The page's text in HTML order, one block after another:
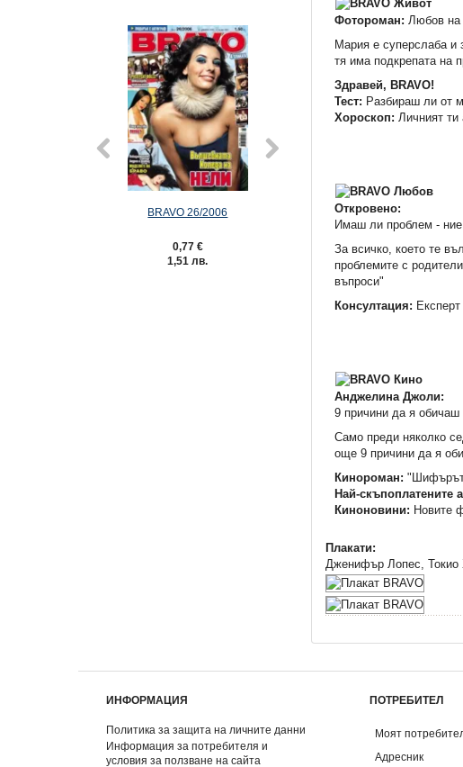
BRAVO 26/2006
0,77 €
1,51 лв.
BRAVO 25/2006
0,77 €
1,51 лв.
Фотороман: Любов на
Мария е суперслаба и
тя има подкрепата на
Здравей, BRAVO!
Тест: Разбираш ли от
Хороскоп: Личният ти
Откровено:
Имаш ли проблем -
За всичко, което те
проблемите с
въпроси"
Консултация:
Анджелина Джоли:
9 причини да я обичаш
Само преди няколко
още 9 причини да я
Кинороман:
Най-скъпоплатените
Киноновини: Новите
Плакати:
Дженифър Лопес, Токио
ИНФОРМАЦИЯ
Политика за защита на личните данни
Информация за потребителя и
условия за ползване на сайта
ПОТРЕБИТЕЛ
Моят
Адресник